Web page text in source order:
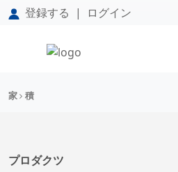
登録する | ログイン
家 積
プロダクツ